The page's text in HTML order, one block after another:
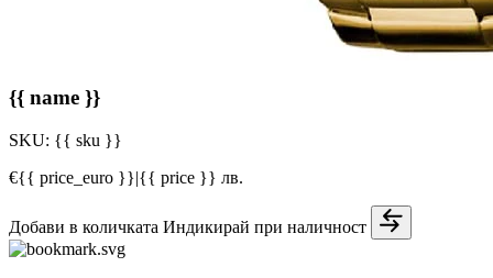
{{ name }}
SKU: {{ sku }}
€{{ price_euro }}|{{ price }} лв.
Добави в количката Индикирай при наличност